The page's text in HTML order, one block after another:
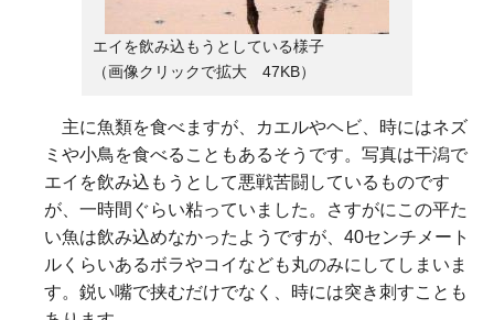
エイを飲み込もうとしている様子
（画像クリックで拡大 47KB）
主に魚類を食べますが、カエルやヘビ、時にはネズ
ミや小鳥を食べることもあるそうです。写真は干潟で
エイを飲み込もうとして悪戦苦闘しているものです
が、一時間ぐらい粘っていました。さすがにこの平た
い魚は飲み込めなかったようですが、40センチメート
ルくらいあるボラやコイなども丸のみにしてしまいま
す。鋭い嘴で挟むだけでなく、時には突き刺すことも